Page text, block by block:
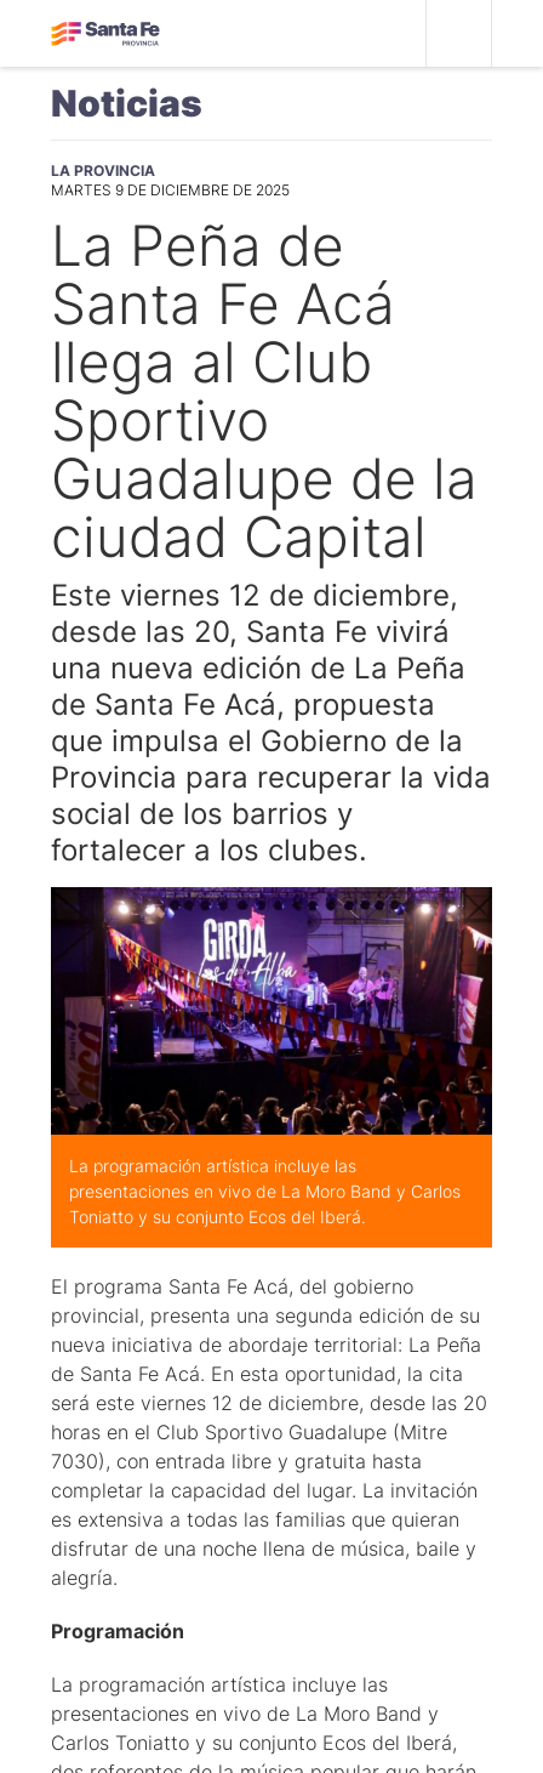
Noticias
LA PROVINCIA
MARTES 9 DE DICIEMBRE DE 2025
La Peña de
Santa Fe Acá
llega al Club
Sportivo
Guadalupe de la
ciudad Capital
Este viernes 12 de diciembre,
desde las 20, Santa Fe vivirá
una nueva edición de La Peña
de Santa Fe Acá, propuesta
que impulsa el Gobierno de la
Provincia para recuperar la vida
social de los barrios y
fortalecer a los clubes.
La programación artística incluye las
presentaciones en vivo de La Moro Band y Carlos
Toniatto y su conjunto Ecos del Iberá.
El programa Santa Fe Acá, del gobierno
provincial, presenta una segunda edición de su
nueva iniciativa de abordaje territorial: La Peña
de Santa Fe Acá. En esta oportunidad, la cita
será este viernes 12 de diciembre, desde las 20
horas en el Club Sportivo Guadalupe (Mitre
7030), con entrada libre y gratuita hasta
completar la capacidad del lugar. La invitación
es extensiva a todas las familias que quieran
disfrutar de una noche llena de música, baile y
alegría.
Programación
La programación artística incluye las
presentaciones en vivo de La Moro Band y
Carlos Toniatto y su conjunto Ecos del Iberá,